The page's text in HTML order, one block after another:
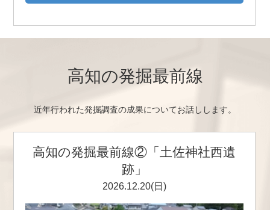
高知の発掘最前線
近年行われた発掘調査の成果についてお話しします。
高知の発掘最前線②「土佐神社西遺
跡」
2026.12.20(日)